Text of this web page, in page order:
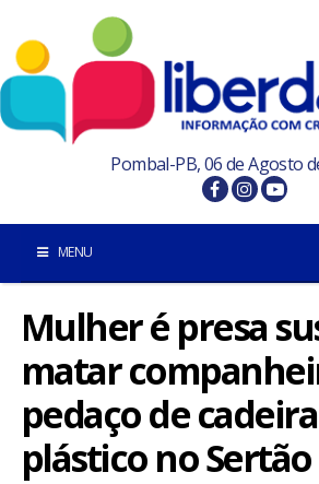
Pombal-PB, 06 de Agosto
MENU
INÍCIO
POMBAL E REGIÃO
Mulher é presa
matar
pedaço de
plástico no Sertão